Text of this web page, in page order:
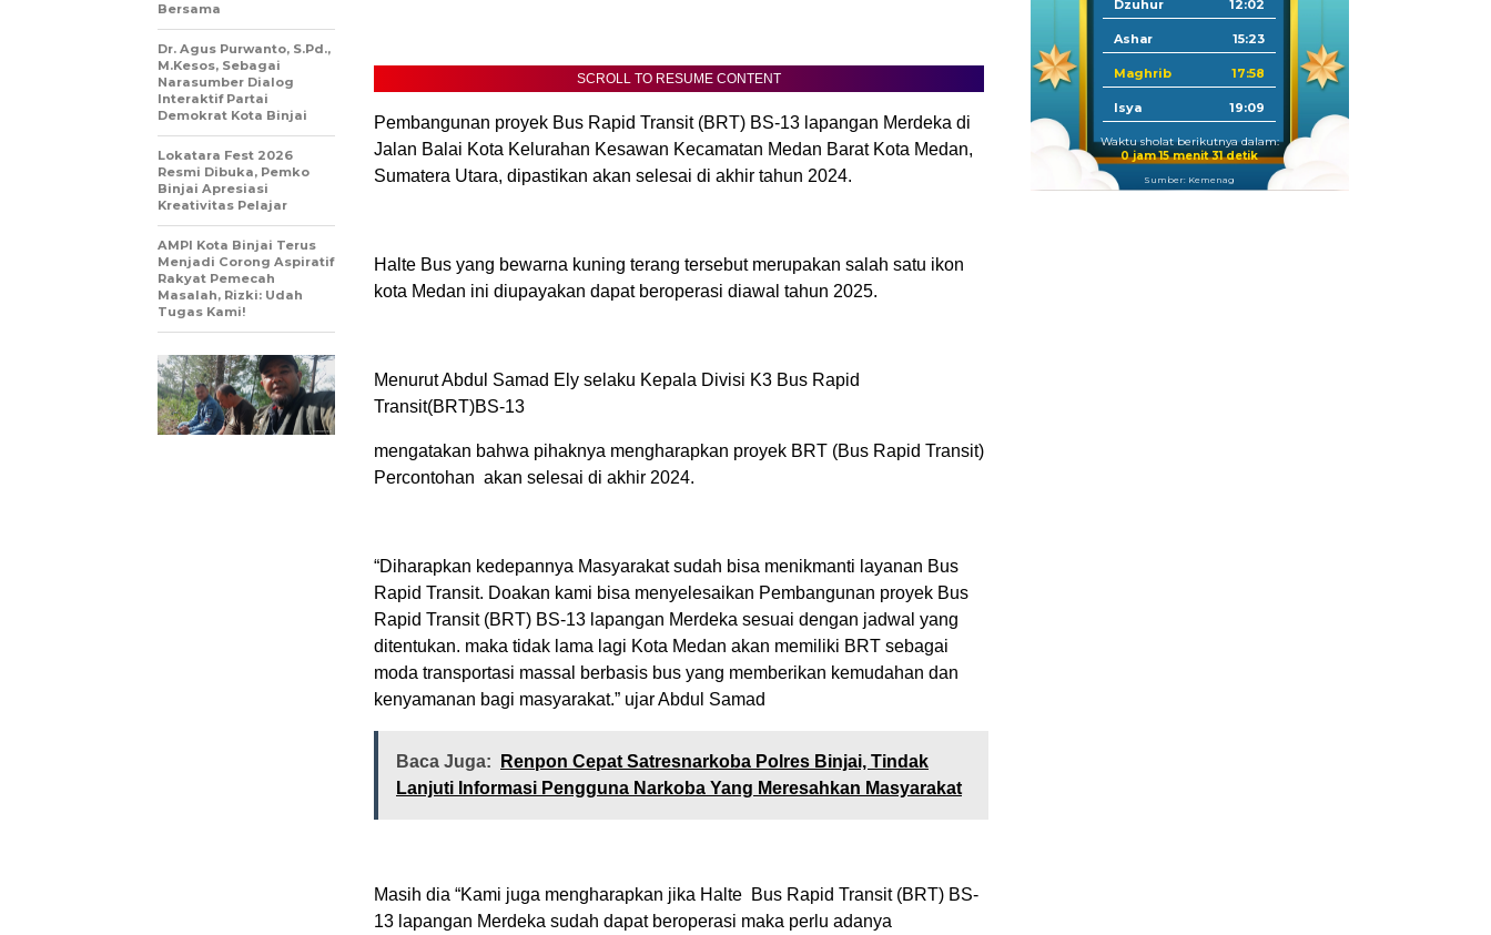
SCROLL TO RESUME CONTENT
Pembangunan proyek Bus Rapid Transit (BRT) BS-13 lapangan Merdeka di
Jalan Balai Kota Kelurahan Kesawan Kecamatan Medan Barat Kota Medan,
Sumatera Utara, dipastikan akan selesai di akhir tahun 2024.
Halte Bus yang bewarna kuning terang tersebut merupakan salah satu ikon
kota Medan ini diupayakan dapat beroperasi diawal tahun 2025.
Menurut Abdul Samad Ely selaku Kepala Divisi K3 Bus Rapid
Transit(BRT)BS-13
mengatakan bahwa pihaknya mengharapkan proyek BRT (Bus Rapid Transit)
Percontohan akan selesai di akhir 2024.
“Diharapkan kedepannya Masyarakat sudah bisa menikmanti layanan Bus
Rapid Transit. Doakan kami bisa menyelesaikan Pembangunan proyek Bus
Rapid Transit (BRT) BS-13 lapangan Merdeka sesuai dengan jadwal yang
ditentukan. maka tidak lama lagi Kota Medan akan memiliki BRT sebagai
moda transportasi massal berbasis bus yang memberikan kemudahan dan
kenyamanan bagi masyarakat.” ujar Abdul Samad
Baca Juga:
Renpon Cepat Satresnarkoba Polres Binjai, Tindak
Lanjuti Informasi Pengguna Narkoba Yang Meresahkan Masyarakat
Masih dia “Kami juga mengharapkan jika Halte Bus Rapid Transit (BRT) BS-
13 lapangan Merdeka sudah dapat beroperasi maka perlu adanya
Bersama
Dr. Agus Purwanto, S.Pd.,
M.Kesos, Sebagai
Narasumber Dialog
Interaktif Partai
Demokrat Kota Binjai
Lokatara Fest 2026
Resmi Dibuka, Pemko
Binjai Apresiasi
Kreativitas Pelajar
AMPI Kota Binjai Terus
Menjadi Corong Aspiratif
Rakyat Pemecah
Masalah, Rizki: Udah
Tugas Kami!
Dzuhur 12:02
Ashar 15:23
Maghrib 17:58
Isya 19:09
Waktu sholat berikutnya dalam:
0 jam 15 menit 29 detik
Sumber: Kemenag